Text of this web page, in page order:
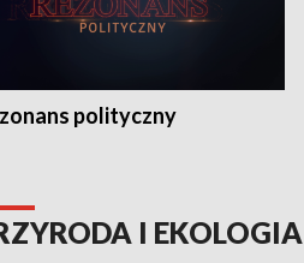
polityczny
I EKOLOGIA